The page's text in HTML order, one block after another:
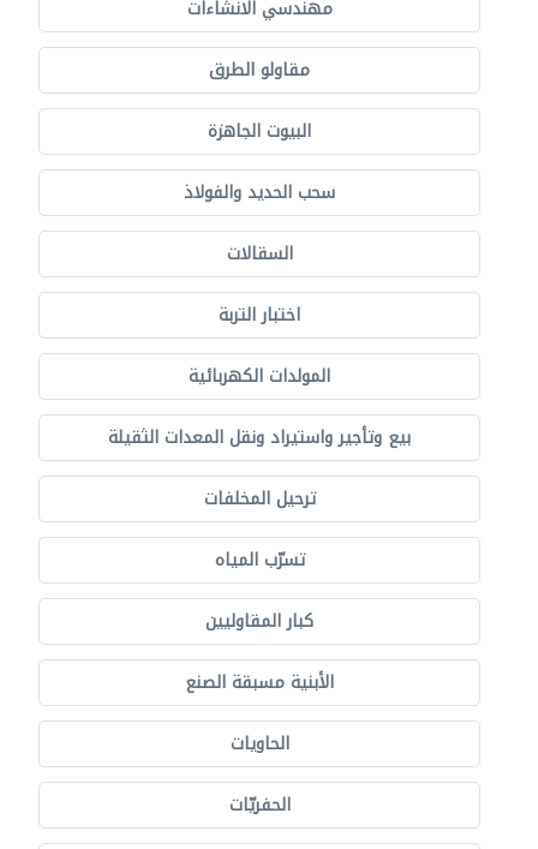
مهندسي الانشاءات
مقاولو الطرق
البيوت الجاهزة
سحب الحديد والفولاذ
السقالات
اختبار التربة
المولدات الكهربائية
بيع وتأجير واستيراد ونقل المعدات الثقيلة
ترحيل المخلفات
تسرّب المياه
كبار المقاوليين
الأبنية مسبقة الصنع
الحاويات
الحفريّات